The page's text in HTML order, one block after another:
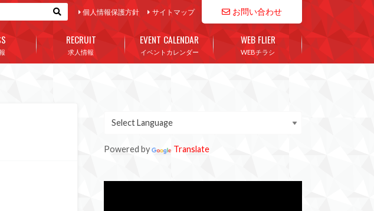
お問い合わせ
個人情報保護方針 サイトマップ
求人情報
RECRUIT
イベントカレンダー
EVENT CALENDAR
WEBチラシ
WEB FLIER
Powered by Translate